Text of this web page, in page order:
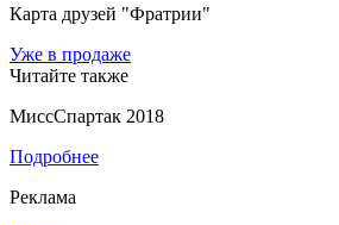
Карта друзей "Фратрии"
Уже в продаже
Читайте также
МиссСпартак 2018
Подробнее
Реклама